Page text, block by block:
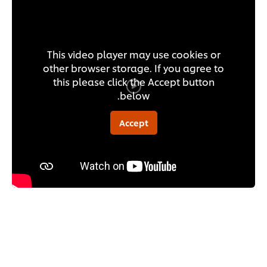
This video player may use cookies or
other browser storage. If you agree to
this please click the Accept button
below.
Accept